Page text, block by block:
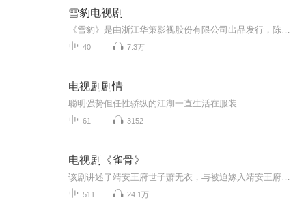
雪豹电视剧
40 7.3万
电视剧剧情
聪明强势但任性骄纵的江湖一直生活在服装
61 3152
电视剧《雀骨》
511 24.1万